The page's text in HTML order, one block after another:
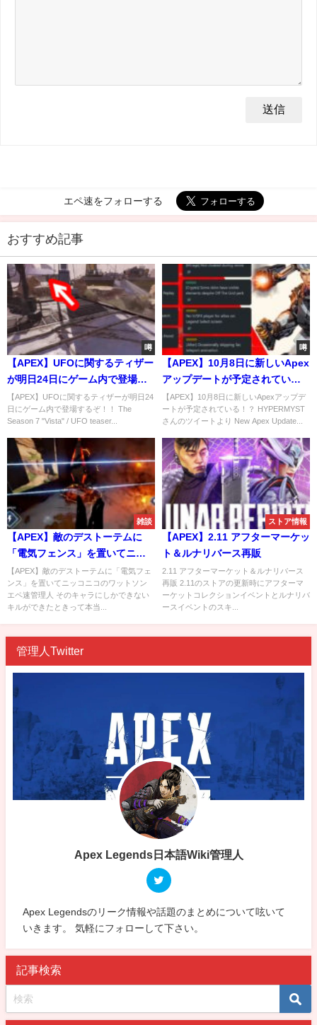
エペ速をフォローする
おすすめ記事
噂
【APEX】UFOに関するティザー
が明日24日にゲーム内で登場す
るぞ！！
【APEX】UFOに関するティザーが明日24
日にゲーム内で登場するぞ！！ The
Season 7 "Vista" / UFO teaser...
噂
【APEX】10月8日に新しいApex
アップデートが予定されてい
る！？
【APEX】10月8日に新しいApexアップデ
ートが予定されている！？ HYPERMYST
さんのツイートより New Apex Update...
雑談
【APEX】敵のデストーテムに
「電気フェンス」を置いてニッ
コニコのワットソン
【APEX】敵のデストーテムに「電気フェ
ンス」を置いてニッコニコのワットソン
エペ速管理人 そのキャラにしかできない
キルができたときって本当...
ストア情報
【APEX】2.11 アフターマーケッ
ト＆ルナリバース再販
2.11 アフターマーケット＆ルナリバース
再販 2.11のストアの更新時にアフターマ
ーケットコレクションイベントとルナリバ
ースイベントのスキ...
管理人Twitter
Apex Legends日本語Wiki管理人
Apex Legendsのリーク情報や話題のまとめについて呟いて
いきます。 気軽にフォローして下さい。
記事検索